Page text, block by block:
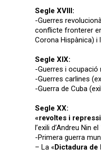
Segle XVIII:
-Guerres
conflicte fronterer
Corona Hispànica) i
Segle XIX:
-Guerres i ocupació
-Guerres carlines
-Guerra de Cuba
Segle XX:
«revoltes i
l’exili d’Andreu Nin
-Primera guerra
– La «Dictadura de